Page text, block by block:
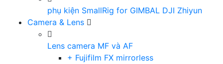
phụ kiện SmallRig for GIMBAL DJI Zhiyun
Camera & Lens
Lens camera MF và AF
+ Fujifilm FX mirrorless